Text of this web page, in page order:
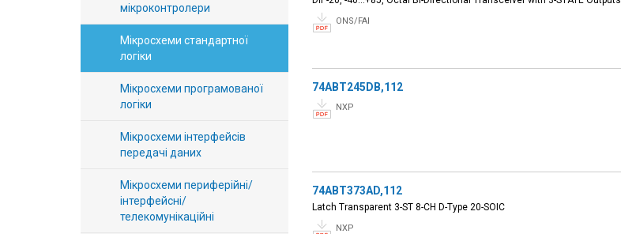
авторизація
Виробники
Контакти
Доставка
Підтримка
ONS/FAI
74ABT245DB,112
NXP
74ABT373AD,112
Latch Transparent 3-ST 8-CH D-Type 20-SOIC
NXP
мікроконтролери
Мікросхеми стандартної
логіки
Мікросхеми програмованої
логіки
Мікросхеми інтерфейсів
передачі даних
Мікросхеми периферійні/
інтерфейсні/
телекомунікаційні